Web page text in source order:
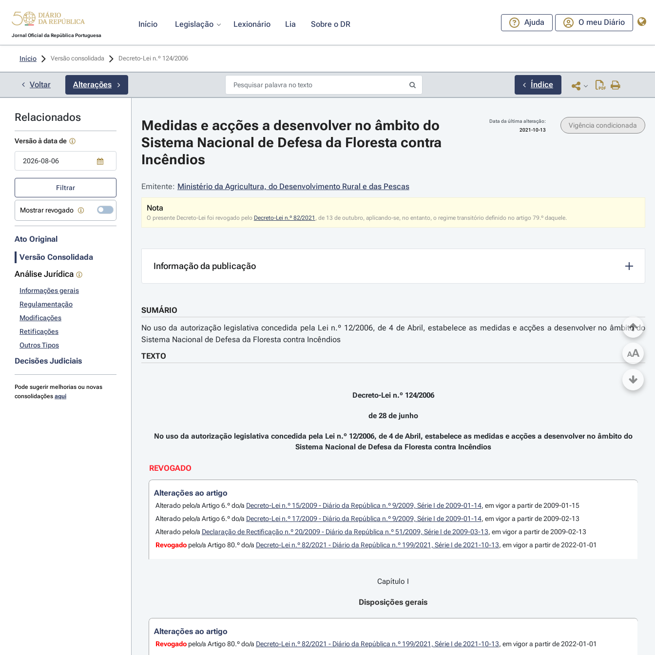
Jornal Oficial da República Portuguesa
Início Legislação Lexionário Lia Sobre o DR Ajuda O meu Diário
Início Versão consolidada Decreto-Lei n.º 124/2006
Voltar Alterações Índice
Relacionados
Versão à data de
Filtrar
Mostrar revogado
Ato Original
Versão Consolidada
Análise Jurídica
Informações gerais
Regulamentação
Modificações
Retificações
Outros Tipos
Decisões Judiciais
Pode sugerir melhorias ou novas
consolidações aqui
Medidas e acções a desenvolver no âmbito do
Sistema Nacional de Defesa da Floresta contra
Incêndios
Data da última alteração:
2021-10-13
Vigência condicionada
Emitente: Ministério da Agricultura, do Desenvolvimento Rural e das Pescas
Nota
O presente Decreto-Lei foi revogado pelo Decreto-Lei n.º 82/2021 , de 13 de outubro, aplicando-se, no entanto, o regime transitório definido no artigo 79.º daquele.
Informação da publicação
SUMÁRIO
No uso da autorização legislativa concedida pela Lei n.º 12/2006, de 4 de Abril, estabelece as medidas e acções a desenvolver no âmbito do
Sistema Nacional de Defesa da Floresta contra Incêndios
TEXTO
Decreto-Lei n.º 124/2006
de 28 de junho
No uso da autorização legislativa concedida pela Lei n.º 12/2006, de 4 de Abril, estabelece as medidas e acções a desenvolver no âmbito do
Sistema Nacional de Defesa da Floresta contra Incêndios
REVOGADO
Alterações ao artigo
Alterado pelo/a Artigo 6.º do/a Decreto-Lei n.º 15/2009 - Diário da República n.º 9/2009, Série I de 2009-01-14, em vigor a partir de 2009-01-15
Alterado pelo/a Artigo 6.º do/a Decreto-Lei n.º 17/2009 - Diário da República n.º 9/2009, Série I de 2009-01-14, em vigor a partir de 2009-02-13
Alterado pelo/a Declaração de Rectificação n.º 20/2009 - Diário da República n.º 51/2009, Série I de 2009-03-13, em vigor a partir de 2009-02-13
Revogadopelo/a Artigo 80.º do/a Decreto-Lei n.º 82/2021 - Diário da República n.º 199/2021, Série I de 2021-10-13, em vigor a partir de 2022-01-01
Capítulo I
Disposições gerais
Alterações ao artigo
Revogadopelo/a Artigo 80.º do/a Decreto-Lei n.º 82/2021 - Diário da República n.º 199/2021, Série I de 2021-10-13, em vigor a partir de 2022-01-01
AA